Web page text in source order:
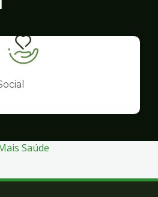
Ilustração
da
pagina
Saúde